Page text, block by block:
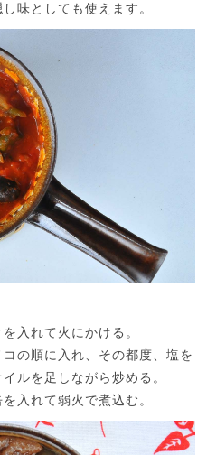
味としても使えます。
入れて火にかける。
の順に入れ、その都度、塩を
ルを足しながら炒める。
入れて弱火で煮込む。